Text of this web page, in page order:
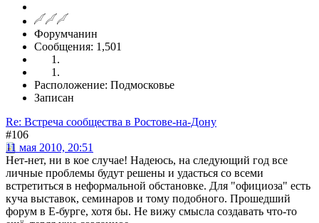
Форумчанин
Сообщения: 1,501
Расположение: Подмосковье
Записан
Re: Встреча сообщества в Ростове-на-Дону
#106
11 мая 2010, 20:51
Нет-нет, ни в кое случае! Надеюсь, на следующий год все
личные проблемы будут решены и удасться со всеми
встретиться в неформальной обстановке. Для "официоза" есть
куча выставок, семинаров и тому подобного. Прошедший
форум в Е-бурге, хотя бы. Не вижу смысла создавать что-то